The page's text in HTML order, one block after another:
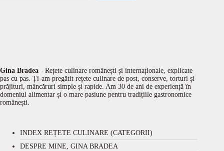
Gina Bradea - Rețete culinare românești și internaționale, explicate
pas cu pas. Ți-am pregătit rețete culinare de post, conserve, torturi și
prăjituri, mâncăruri simple și rapide. Am 30 de ani de experiență în
domeniul alimentar și o mare pasiune pentru tradițiile gastronomice
românești.
INDEX REȚETE CULINARE (CATEGORII)
DESPRE MINE, GINA BRADEA